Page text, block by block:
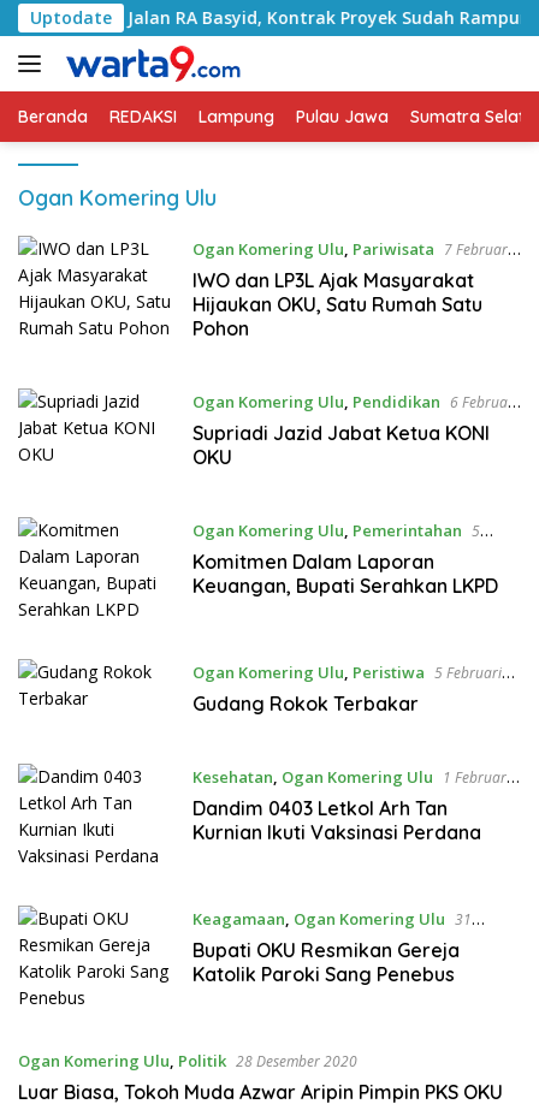
Langsung
ke
konten
Uptodate
Jalan RA Basyid, Kontrak Proyek Sudah Rampung
Beranda REDAKSI Lampung Pulau Jawa Sumatra
Ogan Komering Ulu
Ogan Komering Ulu, Pariwisata 7 Februari
2021
IWO dan LP3L Ajak Masyarakat
Hijaukan OKU, Satu Rumah Satu
Pohon
Ogan Komering Ulu, Pendidikan 6 Februari
2021
Supriadi Jazid Jabat Ketua KONI
OKU
Ogan Komering Ulu, Pemerintahan 5
Februari 2021
Komitmen Dalam Laporan
Keuangan, Bupati Serahkan LKPD
Ogan Komering Ulu, Peristiwa 5 Februari
2021
Gudang Rokok Terbakar
Kesehatan, Ogan Komering Ulu
1 Februari
2021
Dandim 0403 Letkol Arh Tan
Kurnian Ikuti Vaksinasi Perdana
Keagamaan, Ogan Komering Ulu 31
Januari 2021
Bupati OKU Resmikan Gereja
Katolik Paroki Sang Penebus
Ogan Komering Ulu, Politik 28 Desember 2020
Luar Biasa, Tokoh Muda Azwar Aripin Pimpin PKS OKU